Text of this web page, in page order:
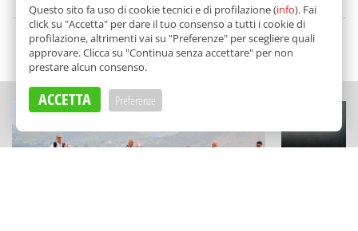
diRedazione
SCELTO DA BALARM
Questo sito fa uso di cookie tecnici e di profilazione (info). Fai
click su "Accetta" per dare il tuo consenso a tutti i cookie di
profilazione, altrimenti vai su "Preferenze" per scegliere quali
approvare. Clicca su "Continua senza accettare" per non
prestare alcun consenso.
ACCETTA Preferenze